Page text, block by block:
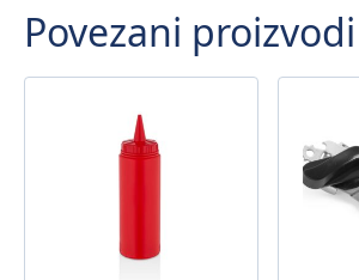
količina
Povezani proizvodi